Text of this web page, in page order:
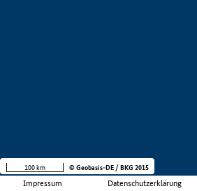
Impressum Datenschutzerklärung
100 km © Geobasis-DE / BKG 2015